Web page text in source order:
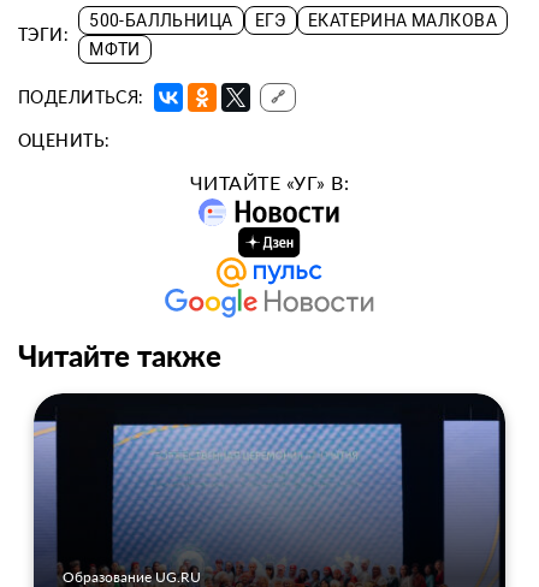
ТЭГИ:
500-БАЛЛЬНИЦА ЕГЭ
ЕКАТЕРИНА МАЛКОВА
МФТИ
ПОДЕЛИТЬСЯ: 🔗
ОЦЕНИТЬ:
ЧИТАЙТЕ «УГ» В:
Читайте также
Образование UG.RU